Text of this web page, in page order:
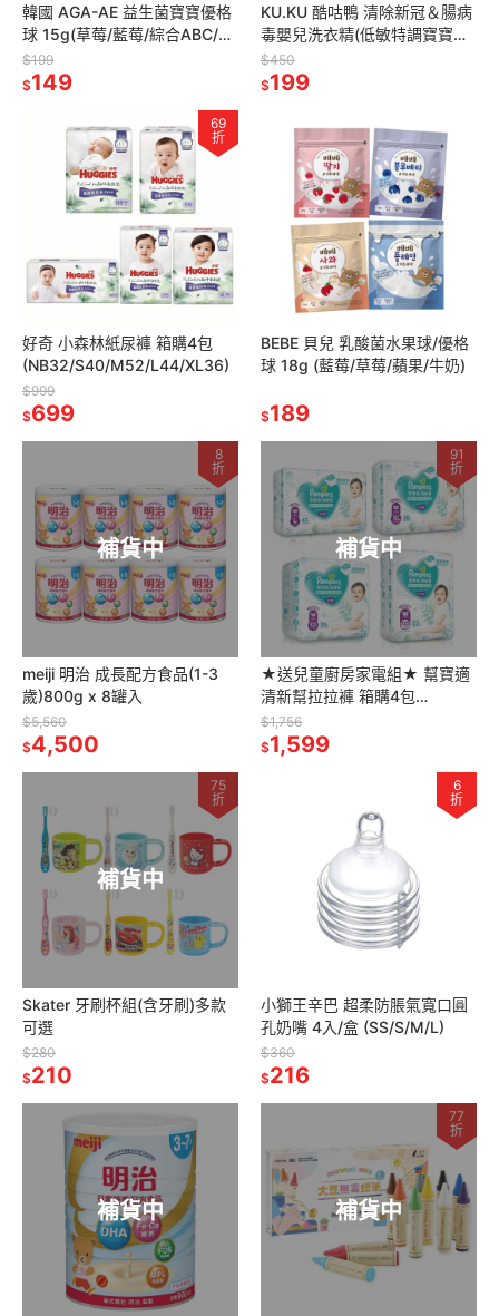
韓國 AGA-AE 益生菌寶寶優格
球 15g(草莓/藍莓/綜合ABC/香
蕉南瓜)
$199
$149
KU.KU 酷咕鴨 清除新冠＆腸病
毒嬰兒洗衣精(低敏特調寶寶香/
酵素特調鼠尾草)罐裝1200ml/
補充包1100ml
$450
$199
69
折
好奇 小森林紙尿褲 箱購4包
(NB32/S40/M52/L44/XL36)
$999
$699
BEBE 貝兒 乳酸菌水果球/優格
球 18g (藍莓/草莓/蘋果/牛奶)
$189
補貨中
8
折
meiji 明治 成長配方食品(1-3
歲)800g x 8罐入
$5,560
$4,500
補貨中
91
折
★送兒童廚房家電組★ 幫寶適
清新幫拉拉褲 箱購4包
(L/XL/XXL/XXXL)
$1,756
$1,599
補貨中
75
折
Skater 牙刷杯組(含牙刷)多款
可選
$280
$210
6
折
小獅王辛巴 超柔防脹氣寬口圓
孔奶嘴 4入/盒 (SS/S/M/L)
$360
$216
補貨中 補貨中
77
折